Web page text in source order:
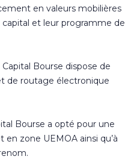
en valeurs mobilières
et leur programme de
Bourse dispose de
de routage électronique
Bourse a opté pour une
zone UEMOA ainsi qu’à